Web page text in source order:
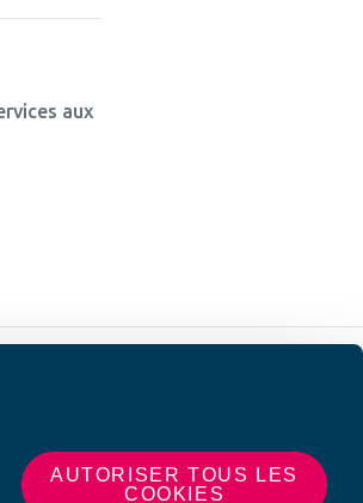
AUTORISER TOUS LES
COOKIES
aux